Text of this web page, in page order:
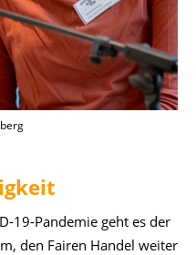
19-Pandemie geht es der
den Fairen Handel weiter